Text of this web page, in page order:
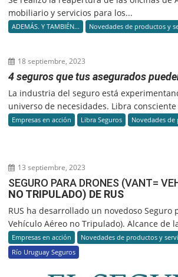
mobiliario y servicios para los...
ADEMÁS. Y TAMBIÉN... Novedades de productos y
18 septiembre, 2023
4 seguros que tus asegurados
La industria del seguro está
universo de necesidades. Libra
Empresas en acción Libra Seguros Novedades
13 septiembre, 2023
SEGURO PARA DRONES (VANT=
NO TRIPULADO) DE RUS
RUS ha desarrollado un novedoso Seguro
Vehículo Aéreo no Tripulado). Alcance de
Empresas en acción
Novedades de productos y
Río Uruguay Seguros